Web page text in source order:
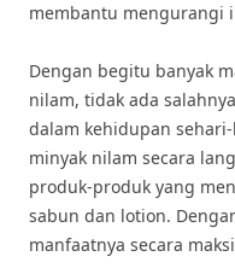
membantu mengurangi
Dengan begitu banyak
nilam, tidak ada
dalam kehidupan
minyak nilam secara
produk-produk yang
sabun dan lotion.
manfaatnya secara